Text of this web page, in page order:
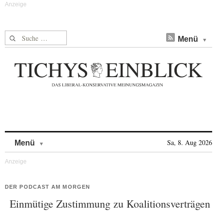
Suche nach: Menü
Menü Sa, 8. Aug 2026
DER PODCAST AM MORGEN
Einmütige Zustimmung zu Koalitionsverträgen